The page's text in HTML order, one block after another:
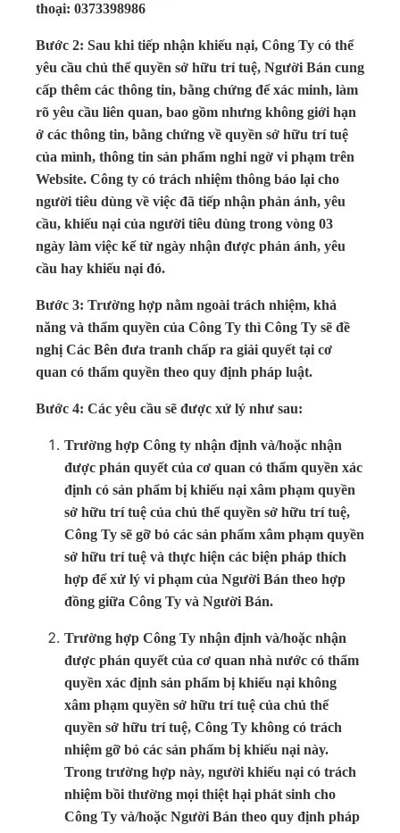
thoại: 0373398986
Bước 2: Sau khi tiếp nhận khiếu nại, Công Ty có thể
yêu cầu chủ thể quyền sở hữu trí tuệ, Người Bán cung
cấp thêm các thông tin, bằng chứng để xác minh, làm
rõ yêu cầu liên quan, bao gồm nhưng không giới hạn
ở các thông tin, bằng chứng về quyền sở hữu trí tuệ
của mình, thông tin sản phẩm nghi ngờ vi phạm trên
Website. Công ty có trách nhiệm thông báo lại cho
người tiêu dùng về việc đã tiếp nhận phản ánh, yêu
cầu, khiếu nại của người tiêu dùng trong vòng 03
ngày làm việc kể từ ngày nhận được phản ánh, yêu
cầu hay khiếu nại đó.
Bước 3: Trường hợp nằm ngoài trách nhiệm, khả
năng và thẩm quyền của Công Ty thì Công Ty sẽ đề
nghị Các Bên đưa tranh chấp ra giải quyết tại cơ
quan có thẩm quyền theo quy định pháp luật.
Bước 4: Các yêu cầu sẽ được xử lý như sau:
Trường hợp Công ty nhận định và/hoặc nhận
được phán quyết của cơ quan có thẩm quyền xác
định có sản phẩm bị khiếu nại xâm phạm quyền
sở hữu trí tuệ của chủ thể quyền sở hữu trí tuệ,
Công Ty sẽ gỡ bỏ các sản phẩm xâm phạm quyền
sở hữu trí tuệ và thực hiện các biện pháp thích
hợp để xử lý vi phạm của Người Bán theo hợp
đồng giữa Công Ty và Người Bán.
Trường hợp Công Ty nhận định và/hoặc nhận
được phán quyết của cơ quan nhà nước có thẩm
quyền xác định sản phẩm bị khiếu nại không
xâm phạm quyền sở hữu trí tuệ của chủ thể
quyền sở hữu trí tuệ, Công Ty không có trách
nhiệm gỡ bỏ các sản phẩm bị khiếu nại này.
Trong trường hợp này, người khiếu nại có trách
nhiệm bồi thường mọi thiệt hại phát sinh cho
Công Ty và/hoặc Người Bán theo quy định pháp